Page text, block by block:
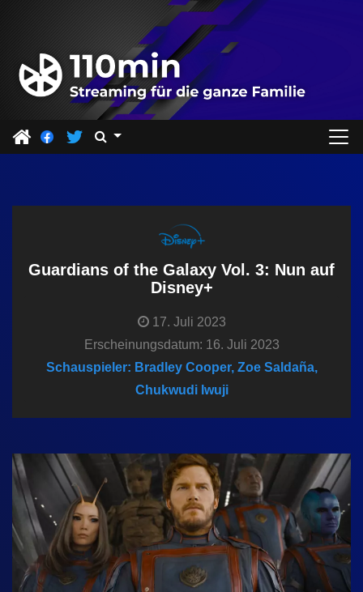
Guardians of the Galaxy Vol. 3: Nun auf
Disney+
17. Juli 2023
Erscheinungsdatum: 16. Juli 2023
Schauspieler: Bradley Cooper, Zoe Saldaña,
Chukwudi Iwuji